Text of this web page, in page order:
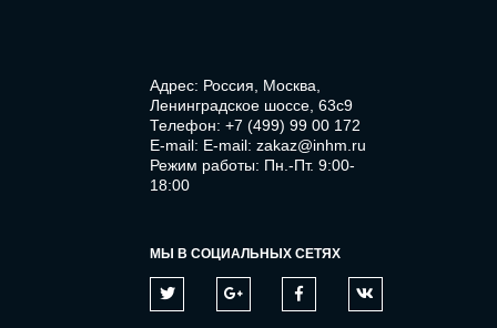
Адрес: Россия, Москва,
Ленинградское шоссе, 63с9
Телефон: +7 (499) 99 00 172
E-mail: E-mail: zakaz@inhm.ru
Режим работы: Пн.-Пт. 9:00-
18:00
МЫ В СОЦИАЛЬНЫХ СЕТЯХ